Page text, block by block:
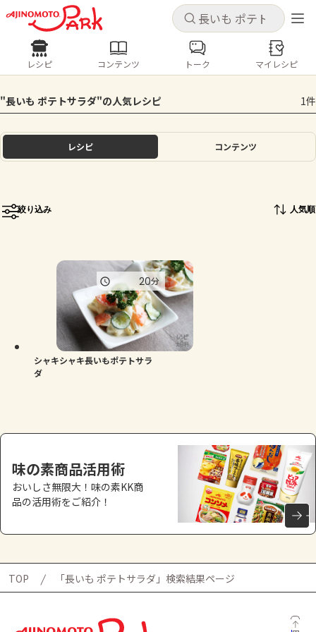
キャンセル
ログインするとレシピを保存できます
ログイン
ホーム
トーク
よくあるお問い合わせ
お買い物
キャンセル
レシピ コンテンツ
人気の食材・レシピ
きゅうり なす トマト
とうもろこし
レシピ コンテンツ トーク マイレシピ
"長いも ポテトサラダ"の人気レシピ 1件
レシピ コンテンツ
絞り込み 人気順
シャキシャキ長いもポテトサラ
ダ
20分
味の素商品活用術
おいしさ無限大！味の素KK商
品の活用術をご紹介！
TOP 「長いも ポテトサラダ」検索結果ページ